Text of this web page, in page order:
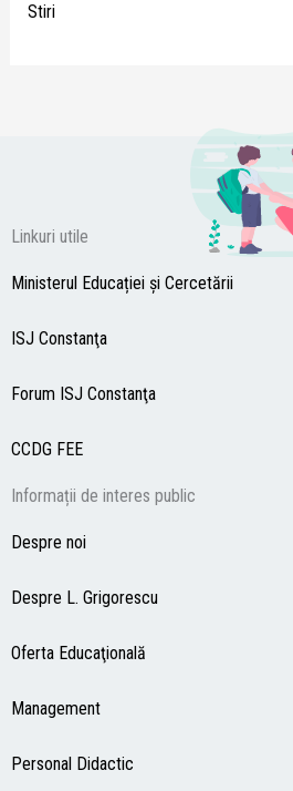
Stiri
Linkuri utile
Ministerul Educației și Cercetării
ISJ Constanţa
Forum ISJ Constanţa
CCDG FEE
Informații de interes public
Despre noi
Despre L. Grigorescu
Oferta Educaţională
Management
Personal Didactic